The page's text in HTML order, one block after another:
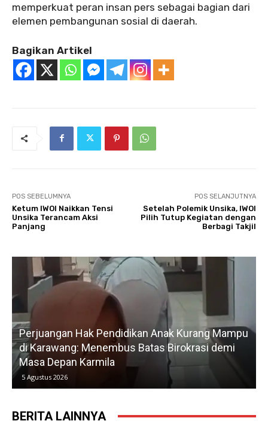
memperkuat peran insan pers sebagai bagian dari
elemen pembangunan sosial di daerah.
Bagikan Artikel
POS SEBELUMNYA
Ketum IWOI Naikkan Tensi
Unsika Terancam Aksi
Panjang
POS SELANJUTNYA
Setelah Polemik Unsika, IWOI
Pilih Tutup Kegiatan dengan
Berbagi Takjil‎
Perjuangan Hak Pendidikan Anak Kurang Mampu
di Karawang: Menembus Batas Birokrasi demi
Masa Depan Karmila
5 Agustus 2026
BERITA LAINNYA